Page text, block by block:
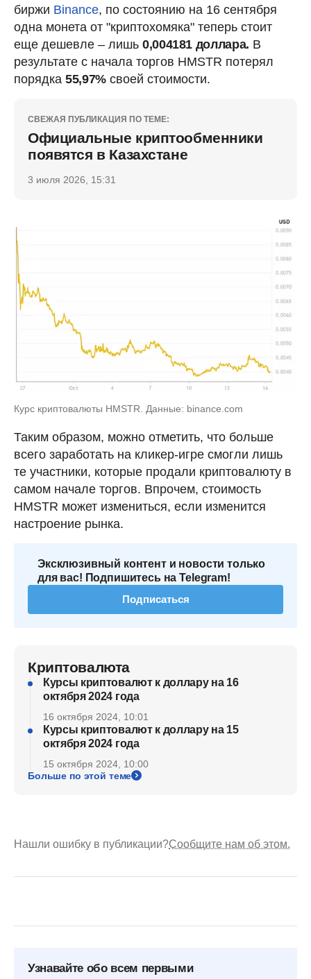
биржи Binance, по состоянию на 16 сентября
одна монета от "криптохомяка" теперь стоит
еще дешевле – лишь 0,004181 доллара. В
результате с начала торгов HMSTR потерял
порядка 55,97%своей стоимости.
СВЕЖАЯ ПУБЛИКАЦИЯ ПО ТЕМЕ:
Официальные криптообменники
появятся в Казахстане
3 июля 2026, 15:31
Курс криптовалюты HMSTR. Данные: binance.com
Таким образом, можно отметить, что больше
всего заработать на кликер-игре смогли лишь
те участники, которые продали криптовалюту в
самом начале торгов. Впрочем, стоимость
HMSTR может измениться, если изменится
настроение рынка.
Эксклюзивный контент и новости только
для вас! Подпишитесь на Telegram!
Подписаться
Криптовалюта
Курсы криптовалют к доллару на 16
октября 2024 года
16 октября 2024, 10:01
Курсы криптовалют к доллару на 15
октября 2024 года
15 октября 2024, 10:00
Больше по этой теме
Нашли ошибку в публикации?Сообщите нам об этом.
Узнавайте обо всем первыми